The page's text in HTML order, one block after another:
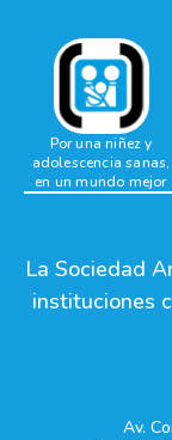
Por una niñez y
adolescencia sanas,
en un mundo mejor
La Sociedad
instituciones
Av.